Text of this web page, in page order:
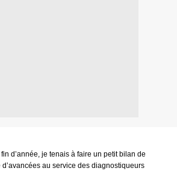
d’année, je tenais à faire un petit bilan de
d’avancées au service des diagnostiqueurs